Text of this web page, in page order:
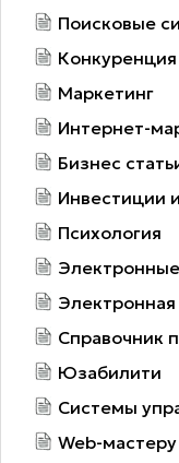
Поисковые
Конкуренция
Маркетинг
Интернет-
Бизнес
Инвестиции
Психология
Справочник
Юзабилити
Системы
Web-мастеру